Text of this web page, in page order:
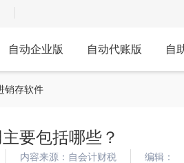
自动企业版 自动代账版 自
销存软件
要包括哪些？
内容来源：自会计财税 编辑：